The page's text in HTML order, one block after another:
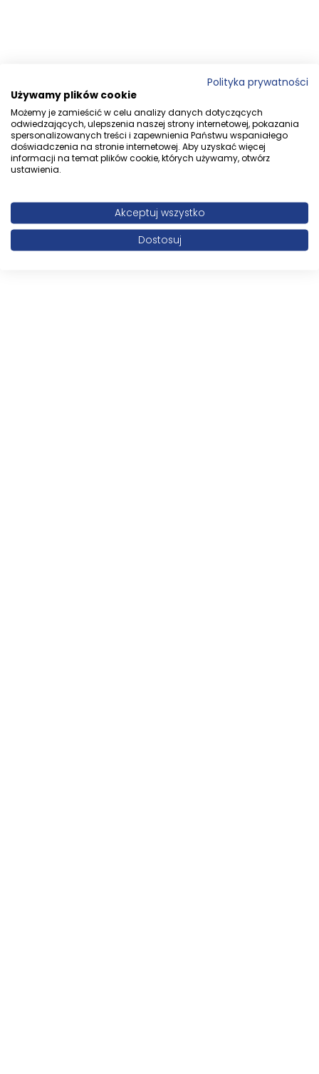
Polityka prywatności
Używamy plików cookie
Możemy je zamieścić w celu analizy danych dotyczących
odwiedzających, ulepszenia naszej strony internetowej, pokazania
spersonalizowanych treści i zapewnienia Państwu wspaniałego
doświadczenia na stronie internetowej. Aby uzyskać więcej
informacji na temat plików cookie, których używamy, otwórz
ustawienia.
Akceptuj wszystko
Dostosuj